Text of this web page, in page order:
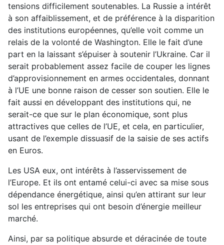
tensions difficilement soutenables. La Russie a intérêt
à son affaiblissement, et de préférence à la disparition
des institutions européennes, qu’elle voit comme un
relais de la volonté de Washington. Elle le fait d’une
part en la laissant s’épuiser à soutenir l’Ukraine. Car il
serait probablement assez facile de couper les lignes
d’approvisionnement en armes occidentales, donnant
à l’UE une bonne raison de cesser son soutien. Elle le
fait aussi en développant des institutions qui, ne
serait-ce que sur le plan économique, sont plus
attractives que celles de l’UE, et cela, en particulier,
usant de l’exemple dissuasif de la saisie de ses actifs
en Euros.
Les USA eux, ont intérêts à l’asservissement de
l’Europe. Et ils ont entamé celui-ci avec sa mise sous
dépendance énergétique, ainsi qu’en attirant sur leur
sol les entreprises qui ont besoin d’énergie meilleur
marché.
Ainsi, par sa politique absurde et déracinée de toute